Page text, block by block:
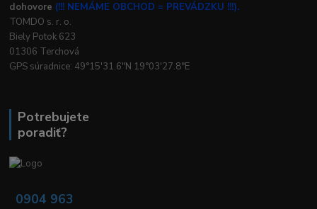
dohovore (!!! NEMÁME OBCHOD = PREVÁDZKU !!!).
TOMDO s. r. o.
Biely Potok 623
01306 Terchová
GPS súradnice: 49°15'31.6"N 19°03'27.8"E
Potrebujete
poradiť?
0904 963